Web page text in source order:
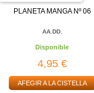
PLANETA MANGA Nº 06
AA.DD.
Disponible
4,95 €
AFEGIR A LA CISTELLA